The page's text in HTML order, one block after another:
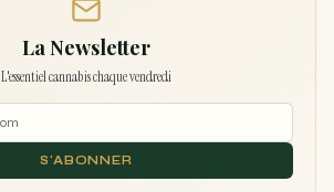
La Newsletter
L'essentiel cannabis chaque vendredi
S'ABONNER